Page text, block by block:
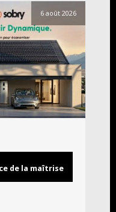
6 août 2026
de la maîtrise